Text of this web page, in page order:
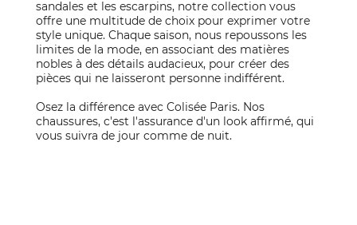
sandales et les escarpins, notre collection vous
offre une multitude de choix pour exprimer votre
style unique. Chaque saison, nous repoussons les
limites de la mode, en associant des matières
nobles à des détails audacieux, pour créer des
pièces qui ne laisseront personne indifférent.
Osez la différence avec Colisée Paris. Nos
chaussures, c'est l'assurance d'un look affirmé, qui
vous suivra de jour comme de nuit.